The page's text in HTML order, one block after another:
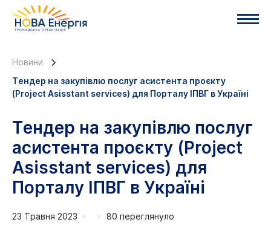
Новини
Тендер на закупівлю послуг асистента проєкту
(Project Asisstant services) для Порталу ІПВГ в Україні
Тендер на закупівлю послуг
асистента проєкту (Project
Asisstant services) для
Порталу ІПВГ в Україні
23 Травня 2023 80 переглянуло